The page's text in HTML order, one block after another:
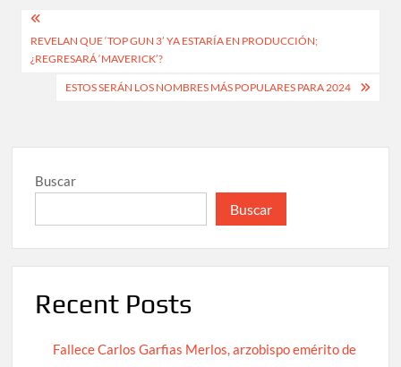
Navegación
de
entradas
REVELAN QUE ‘TOP GUN 3’ YA ESTARÍA EN PRODUCCIÓN;
¿REGRESARÁ ‘MAVERICK’?
ESTOS SERÁN LOS NOMBRES MÁS POPULARES PARA 2024
Buscar
Buscar
Recent Posts
Fallece Carlos Garfias Merlos, arzobispo emérito de